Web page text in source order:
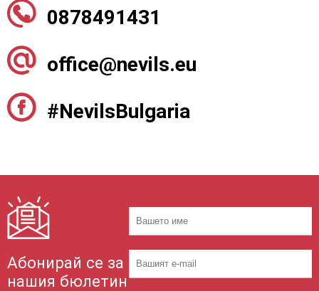
0878491431
office@nevils.eu
#NevilsBulgaria
Абонирай се за
нашия бюлетин